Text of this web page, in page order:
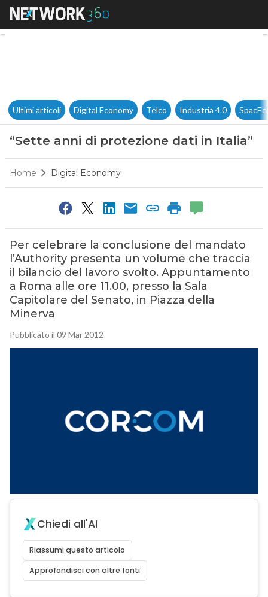
“Sette anni di protezione dati
Ultimi articoli Digital Economy Telco Industria 4.0
“Sette anni di protezione dati in Italia”
Home Digital Economy
Per celebrare la conclusione del mandato
l’Authority presenta un volume che traccia
il bilancio del lavoro svolto. Appuntamento
a Roma alle ore 11.00, presso la Sala
Capitolare del Senato, in Piazza della
Minerva
Pubblicato il 09 Mar 2012
Chiedi all'AI
Riassumi questo articolo
Approfondisci con altre fonti